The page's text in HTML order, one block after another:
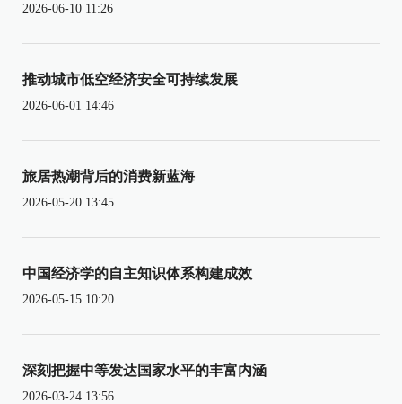
2026-06-10 11:26
推动城市低空经济安全可持续发展
2026-06-01 14:46
旅居热潮背后的消费新蓝海
2026-05-20 13:45
中国经济学的自主知识体系构建成效
2026-05-15 10:20
深刻把握中等发达国家水平的丰富内涵
2026-03-24 13:56